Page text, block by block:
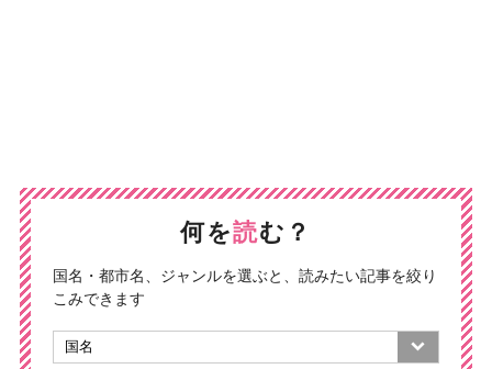
何を読む？
国名・都市名、ジャンルを選ぶと、読みたい記事を絞り
こみできます